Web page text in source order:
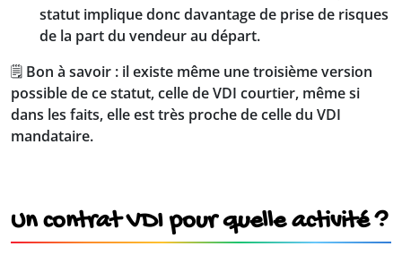
statut implique donc davantage de prise de risques
de la part du vendeur au départ.
🗒️ Bon à savoir : il existe même une troisième version
possible de ce statut, celle de VDI courtier, même si
dans les faits, elle est très proche de celle du VDI
mandataire.
Un contrat VDI pour quelle activité ?